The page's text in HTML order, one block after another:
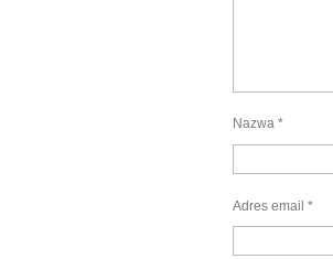
Nazwa *
Adres email *